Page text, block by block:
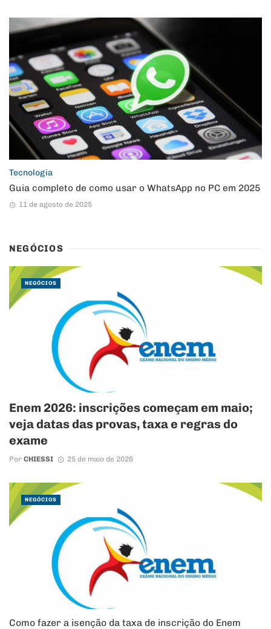
Tecnologia
Guia completo de como usar o WhatsApp no PC em 2025
11 de agosto de 2025
NEGÓCIOS
Enem 2026: inscrições começam em maio;
veja datas das provas, taxa e regras do
exame
Por CHIESSI 25 de maio de 2026
NEGÓCIOS
Como fazer a isenção da taxa de inscrição do Enem
NEGÓCIOS